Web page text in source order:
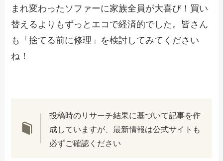
まれ変わったソファーに家族全員が大喜び！買い
替えるよりもずっとエコで経済的でした。皆さん
も「捨てる前に修理」を検討してみてください
ね！
投稿時のリサーチ結果に基づいて記事を作
成していますが、最新情報は公式サイトも
必ずご確認ください